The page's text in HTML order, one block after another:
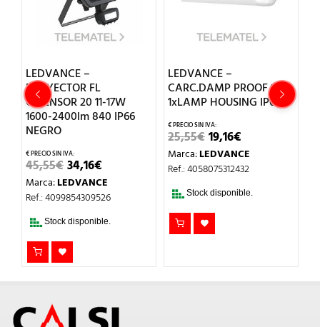
LEDVANCE –
PROYECTOR FL
C/SENSOR 20 11-17W
1600-2400lm 840 IP66
NEGRO
45,55€EL
PRECIO
ORIGINAL
ERA:
34,16€PRECIO
ACTUAL
ES:
Marca:LEDVANCE
Ref.: 4099854309526
Stock disponible.
LEDVANCE –
CARC.DAMP PROOF 1200
1xLAMP HOUSING IP65
25,55€EL
PRECIO
ORIGINAL
ERA:
19,16€PRECIO
ACTUAL
ES:
Marca:LEDVANCE
Ref.: 4058075312432
Stock disponible.